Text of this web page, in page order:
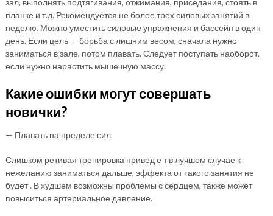
зал, выполнять подтягивания, отжимания, приседания, стоять в
планке и т.д. Рекомендуется не более трех силовых занятий в
неделю. Можно уместить силовые упражнения и бассейн в один
день. Если цель — борьба с лишним весом, сначала нужно
заниматься в зале, потом плавать. Следует поступать наоборот,
если нужно нарастить мышечную массу.
Какие ошибки могут совершать
новички?
— Плавать на пределе сил.
Слишком ретивая тренировка привед е т в лучшем случае к
нежеланию заниматься дальше, эффекта от такого занятия не
будет . В худшем возможны проблемы с сердцем, также может
повыситься артериальное давление.